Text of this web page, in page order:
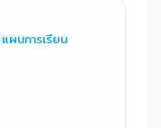
แผนการเรียน